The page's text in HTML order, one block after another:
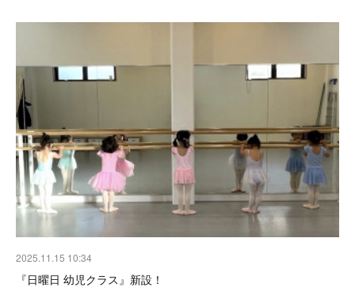
2025.11.15 10:34
『日曜日 幼児クラス』新設！